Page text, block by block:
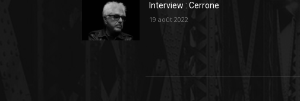
Interview : Cerrone
19 août 2022